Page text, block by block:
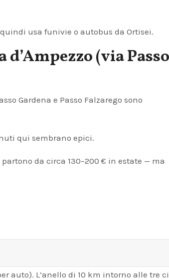
usa funivie o autobus da Ortisei.
(via Passo
Gardena e Passo Falzarego sono
qui sembrano epici.
da circa 130–200 € in estate — ma
auto). L’anello di 10 km intorno alle tre